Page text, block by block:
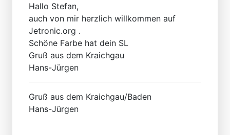
Hallo Stefan,
auch von mir herzlich willkommen auf
Jetronic.org .
Schöne Farbe hat dein SL
Gruß aus dem Kraichgau
Hans-Jürgen
Gruß aus dem Kraichgau/Baden
Hans-Jürgen